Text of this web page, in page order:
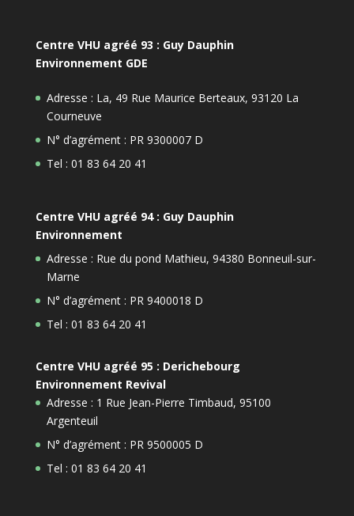
Centre VHU agréé 93 : Guy Dauphin
Environnement GDE
Adresse : La, 49 Rue Maurice Berteaux, 93120 La
Courneuve
N° d’agrément : PR 9300007 D
Tel : 01 83 64 20 41
Centre VHU agréé 94 : Guy Dauphin
Environnement
Adresse : Rue du pond Mathieu, 94380 Bonneuil-sur-
Marne
N° d’agrément : PR 9400018 D
Tel : 01 83 64 20 41
Centre VHU agréé 95 : Derichebourg
Environnement Revival
Adresse : 1 Rue Jean-Pierre Timbaud, 95100
Argenteuil
N° d’agrément : PR 9500005 D
Tel : 01 83 64 20 41